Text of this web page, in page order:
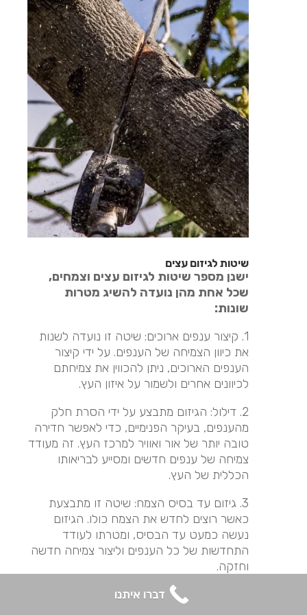
שיטות לגיזום עצים
ישנן מספר שיטות לגיזום עצים וצמחים,
שכל אחת מהן נועדה להשיג מטרות
שונות:
1. קיצור ענפים ארוכים: שיטה זו נועדה לשנות
את כיוון הצמיחה של הענפים. על ידי קיצור
הענפים הארוכים, ניתן להכווין את צמיחתם
לכיוונים אחרים ולשמור על איזון העץ.
2. דילול: הגיזום מתבצע על ידי הסרת חלק
מהענפים, בעיקר הפנימיים, כדי לאפשר חדירה
טובה יותר של אור ואוויר למרכז העץ. זה מעודד
צמיחה של ענפים חדשים ומסייע לבריאותו
הכללית של העץ.
3. גיזום עד בסיס הצמח: שיטה זו מתבצעת
כאשר רוצים לחדש את הצמח כולו. הגיזום
נעשה כמעט עד הבסיס, ומטרתו לעודד
התחדשות של כל הענפים וליצור צמיחה חדשה
וחזקה.
4. הרמת נוף: גיזום שמטרתו להסיר את הענפים
דברו איתנו